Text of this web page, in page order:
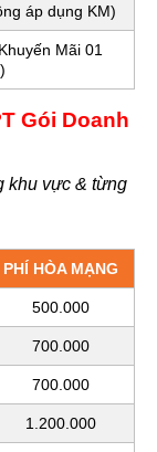
áp dụng KM)
Mãi 01
Gói Doanh
khu vực & từng
PHÍ HÒA MẠNG
500.000
700.000
700.000
1.200.000